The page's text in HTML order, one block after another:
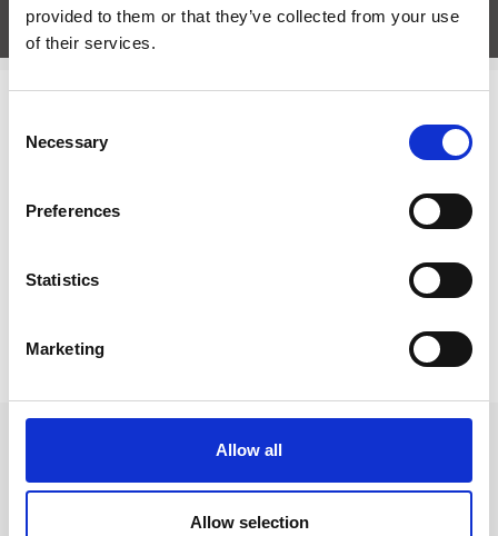
provided to them or that they’ve collected from your use
of their services.
Selection
Necessary
Preferences
Statistics
Marketing
Allow all
Allow selection
Egenskaper
Kalendrar & almanackor för 2027 /
Temakalendrar